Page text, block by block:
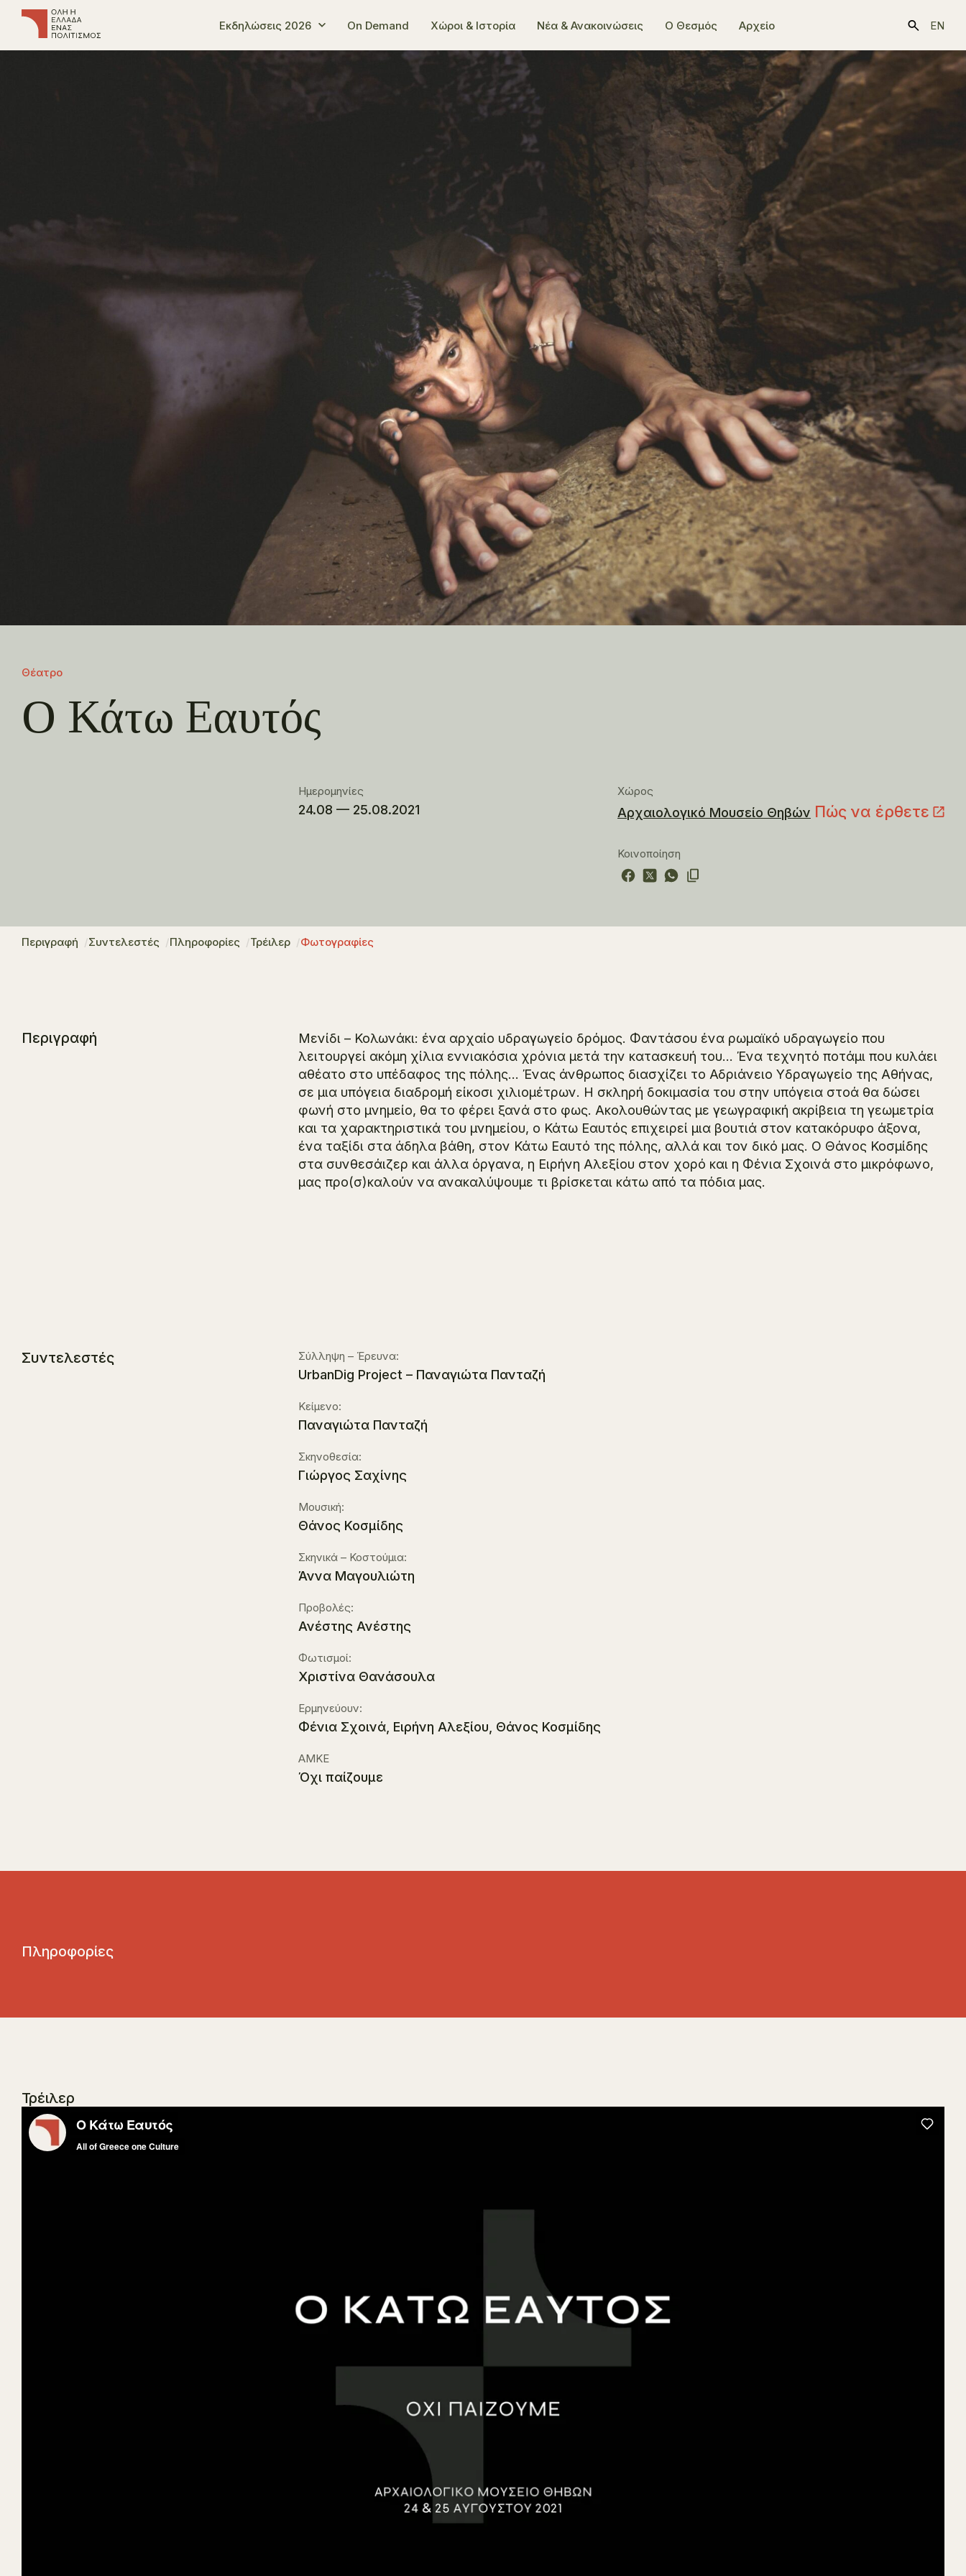
Εκδηλώσεις 2026 On Demand Χώροι & Ιστορία Νέα & Ανακοινώσεις Ο Θεσμός Αρχείο EN
Θέατρο
Ο Κάτω Εαυτός
Ημερομηνίες
24.08 — 25.08.2021
Χώρος
Αρχαιολογικό Μουσείο Θηβών Πώς να έρθετε
Κοινοποίηση
Περιγραφή Συντελεστές Πληροφορίες Τρέιλερ Φωτογραφίες
Περιγραφή
Μενίδι – Κολωνάκι: ένα αρχαίο υδραγωγείο δρόμος. Φαντάσου ένα ρωμαϊκό υδραγωγείο που
λειτουργεί ακόμη χίλια εννιακόσια χρόνια μετά την κατασκευή του… Ένα τεχνητό ποτάμι που κυλάει
αθέατο στο υπέδαφος της πόλης… Ένας άνθρωπος διασχίζει το Αδριάνειο Υδραγωγείο της Αθήνας,
σε μια υπόγεια διαδρομή είκοσι χιλιομέτρων. Η σκληρή δοκιμασία του στην υπόγεια στοά θα δώσει
φωνή στο μνημείο, θα το φέρει ξανά στο φως. Ακολουθώντας με γεωγραφική ακρίβεια τη γεωμετρία
και τα χαρακτηριστικά του μνημείου, ο Κάτω Εαυτός επιχειρεί μια βουτιά στον κατακόρυφο άξονα,
ένα ταξίδι στα άδηλα βάθη, στον Κάτω Εαυτό της πόλης, αλλά και τον δικό μας. Ο Θάνος Κοσμίδης
στα συνθεσάιζερ και άλλα όργανα, η Ειρήνη Αλεξίου στον χορό και η Φένια Σχοινά στο μικρόφωνο,
μας προ(σ)καλούν να ανακαλύψουμε τι βρίσκεται κάτω από τα πόδια μας.
Συντελεστές Σύλληψη – Έρευνα:
UrbanDig Project – Παναγιώτα Πανταζή
Κείμενο:
Παναγιώτα Πανταζή
Σκηνοθεσία:
Γιώργος Σαχίνης
Μουσική:
Θάνος Κοσμίδης
Σκηνικά – Κοστούμια:
Άννα Μαγουλιώτη
Προβολές:
Ανέστης Ανέστης
Φωτισμοί:
Χριστίνα Θανάσουλα
Ερμηνεύουν:
Φένια Σχοινά, Ειρήνη Αλεξίου, Θάνος Κοσμίδης
ΑΜΚΕ
Όχι παίζουμε
Πληροφορίες
Τρέιλερ